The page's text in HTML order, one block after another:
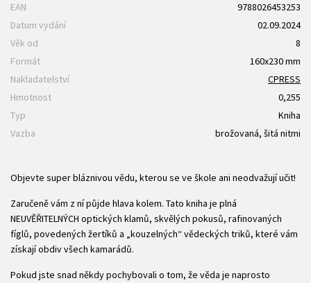
EAN
9788026453253
Datum vydání
02.09.2024
Věk od
8
Formát
160x230 mm
Nakladatelství
CPRESS
Hmotnost
0,255
Typ
Kniha
Vazba
brožovaná, šitá nitmi
Objevte super bláznivou vědu, kterou se ve škole ani neodvažují učit!
Zaručeně vám z ní půjde hlava kolem. Tato kniha je plná
NEUVĚŘITELNÝCH optických klamů, skvělých pokusů, rafinovaných
fíglů, povedených žertíků a „kouzelných“ vědeckých triků, které vám
získají obdiv všech kamarádů.
Pokud jste snad někdy pochybovali o tom, že věda je naprosto